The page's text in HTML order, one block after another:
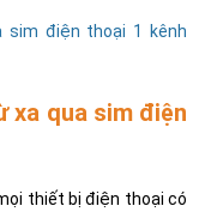
sim điện thoại 1 kênh
xa qua sim điện
thiết bị điện thoại có